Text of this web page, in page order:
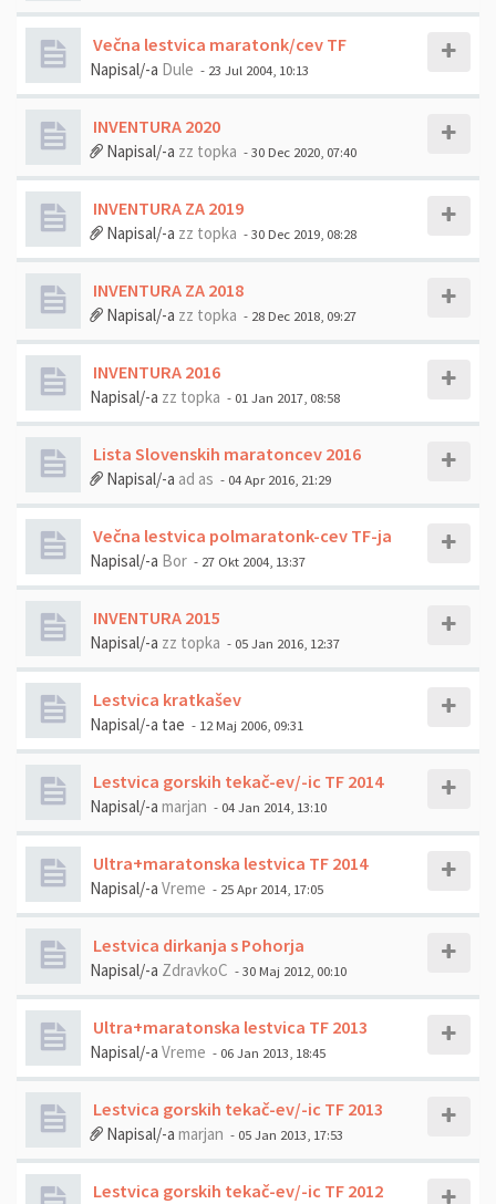
Večna lestvica maratonk/cev TF
Napisal/-a Dule - 23 Jul 2004, 10:13
INVENTURA 2020
Napisal/-a zz topka - 30 Dec 2020, 07:40
INVENTURA ZA 2019
Napisal/-a zz topka - 30 Dec 2019, 08:28
INVENTURA ZA 2018
Napisal/-a zz topka - 28 Dec 2018, 09:27
INVENTURA 2016
Napisal/-a zz topka - 01 Jan 2017, 08:58
Lista Slovenskih maratoncev 2016
Napisal/-a ad as - 04 Apr 2016, 21:29
Večna lestvica polmaratonk-cev TF-ja
Napisal/-a Bor - 27 Okt 2004, 13:37
INVENTURA 2015
Napisal/-a zz topka - 05 Jan 2016, 12:37
Lestvica kratkašev
Napisal/-a tae - 12 Maj 2006, 09:31
Lestvica gorskih tekač-ev/-ic TF 2014
Napisal/-a marjan - 04 Jan 2014, 13:10
Ultra+maratonska lestvica TF 2014
Napisal/-a Vreme - 25 Apr 2014, 17:05
Lestvica dirkanja s Pohorja
Napisal/-a ZdravkoC - 30 Maj 2012, 00:10
Ultra+maratonska lestvica TF 2013
Napisal/-a Vreme - 06 Jan 2013, 18:45
Lestvica gorskih tekač-ev/-ic TF 2013
Napisal/-a marjan - 05 Jan 2013, 17:53
Lestvica gorskih tekač-ev/-ic TF 2012